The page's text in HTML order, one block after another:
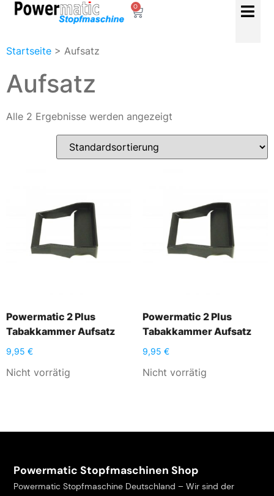
0
Startseite > Aufsatz
Aufsatz
Alle 2 Ergebnisse werden angezeigt
Powermatic 2 Plus
Tabakkammer Aufsatz
9,95 €
Nicht vorrätig
Powermatic 2 Plus
Tabakkammer Aufsatz
9,95 €
Nicht vorrätig
Powermatic Stopfmaschinen Shop
Powermatic Stopfmaschine Deutschland – Wir sind der